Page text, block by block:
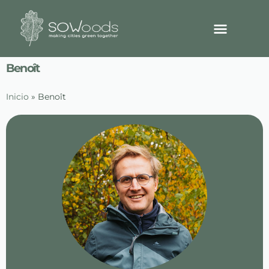
Benoît
Inicio » Benoît